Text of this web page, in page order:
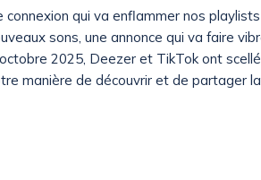
qui va enflammer nos
sons, une annonce qui va faire
2025, Deezer et TikTok ont
manière de découvrir et de partager